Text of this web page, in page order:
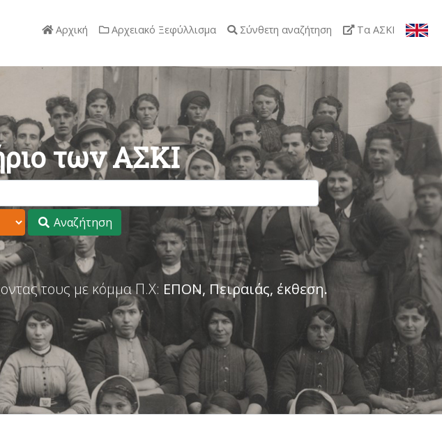
Αρχική Αρχειακό Ξεφύλλισμα Σύνθετη αναζήτηση Τα ΑΣΚΙ
των ΑΣΚΙ
Αναζήτηση
τους με κόμμα Π.Χ: ΕΠΟΝ, Πειραιάς, έκθεση.